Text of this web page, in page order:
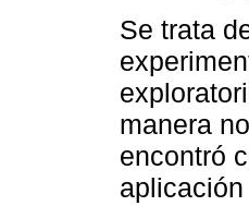
Se trata
manera
encontró